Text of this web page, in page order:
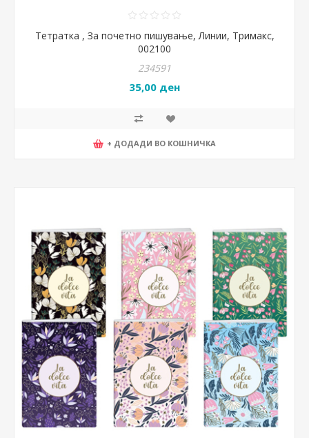
Тетратка , За почетно пишување, Линии, Тримакс,
002100
234591
35,00 ден
+ ДОДАДИ ВО КОШНИЧКА